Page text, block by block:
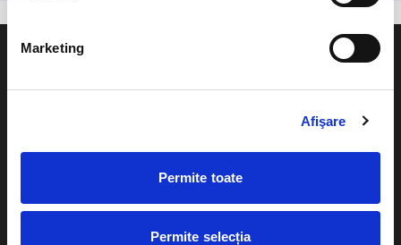
Marketing
Afişare
Permite toate
Permite selecția
Cum comand bilete?